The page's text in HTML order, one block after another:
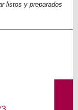
listos y preparados